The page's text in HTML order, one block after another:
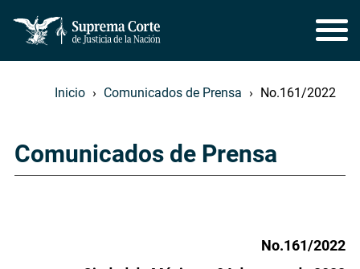
Inicio Comunicados de Prensa No.161/2022
Comunicados de Prensa
No.161/2022